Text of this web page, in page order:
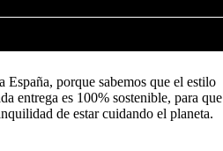
España, porque sabemos que el estilo
entrega es 100% sostenible, para que
de estar cuidando el planeta.